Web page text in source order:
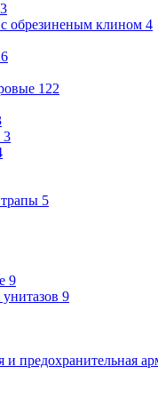
3
обрезиненым клином 4
122
3
5
9
9
предохранительная